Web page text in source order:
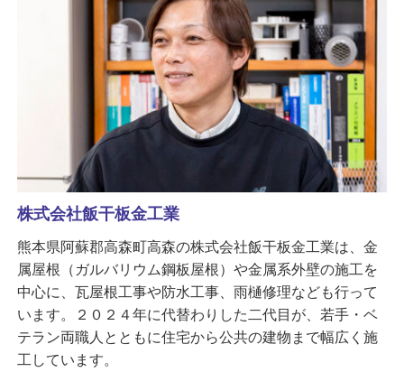
株式会社飯干板金工業
熊本県阿蘇郡高森町高森の株式会社飯干板金工業は、金
属屋根（ガルバリウム鋼板屋根）や金属系外壁の施工を
中心に、瓦屋根工事や防水工事、雨樋修理なども行って
います。２０２４年に代替わりした二代目が、若手・ベ
テラン両職人とともに住宅から公共の建物まで幅広く施
工しています。